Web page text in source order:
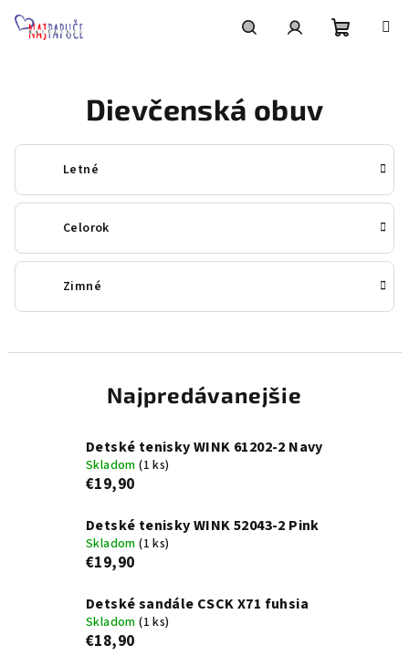
Dievčenská obuv
Letné
Celorok
Zimné
Najpredávanejšie
Detské tenisky WINK 61202-2 Navy
Skladom(1 ks)
€19,90
Detské tenisky WINK 52043-2 Pink
Skladom(1 ks)
€19,90
Detské sandále CSCK X71 fuhsia
Skladom(1 ks)
€18,90